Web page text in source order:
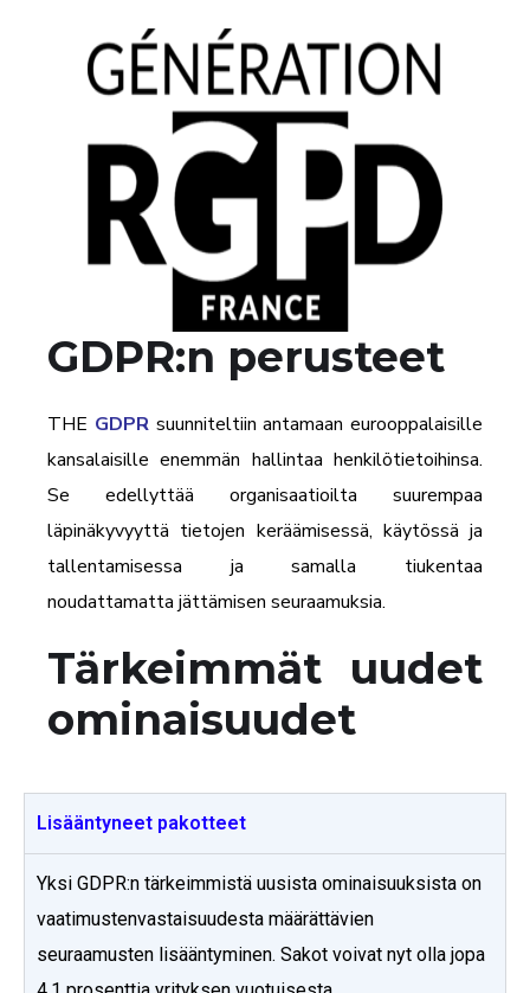
GDPR:n perusteet
THE GDPRsuunniteltiin antamaan eurooppalaisille
kansalaisille enemmän hallintaa henkilötietoihinsa.
Se edellyttää organisaatioilta suurempaa
läpinäkyvyyttä tietojen keräämisessä, käytössä ja
tallentamisessa ja samalla tiukentaa
noudattamatta jättämisen seuraamuksia.
Tärkeimmät uudet
ominaisuudet
Lisääntyneet pakotteet
Yksi GDPR:n tärkeimmistä uusista ominaisuuksista on
vaatimustenvastaisuudesta määrättävien
seuraamusten lisääntyminen. Sakot voivat nyt olla jopa